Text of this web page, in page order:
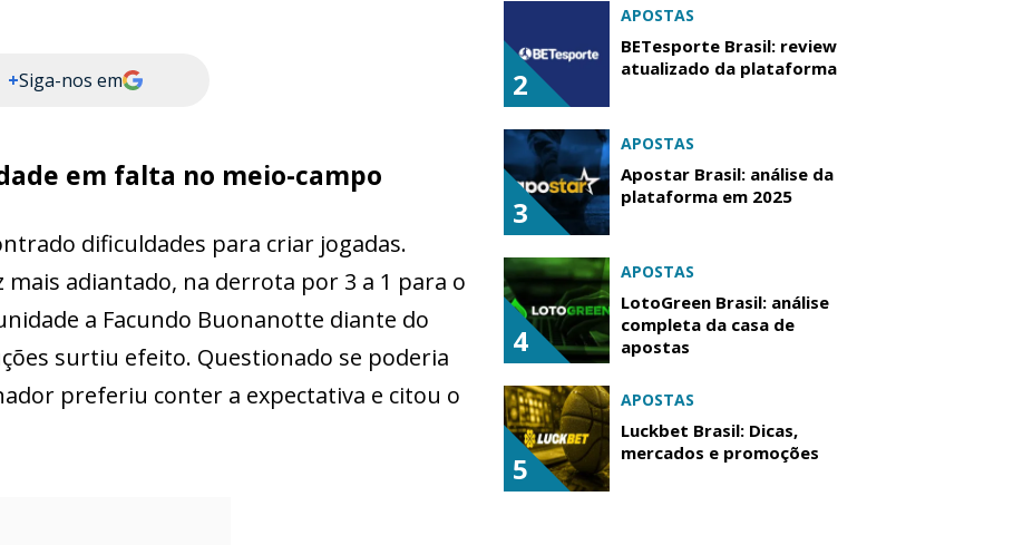
+Siga-nos em
em falta no meio-campo
dificuldades para criar jogadas.
mais adiantado, na derrota por 3 a 1 para o
a Facundo Buonanotte diante do
surtiu efeito. Questionado se poderia
preferiu conter a expectativa e citou o
2
APOSTAS
BETesporte Brasil: review
atualizado da plataforma
3
APOSTAS
Apostar Brasil: análise da
plataforma em 2025
4
APOSTAS
LotoGreen Brasil: análise
completa da casa de
apostas
5
APOSTAS
Luckbet Brasil: Dicas,
mercados e promoções